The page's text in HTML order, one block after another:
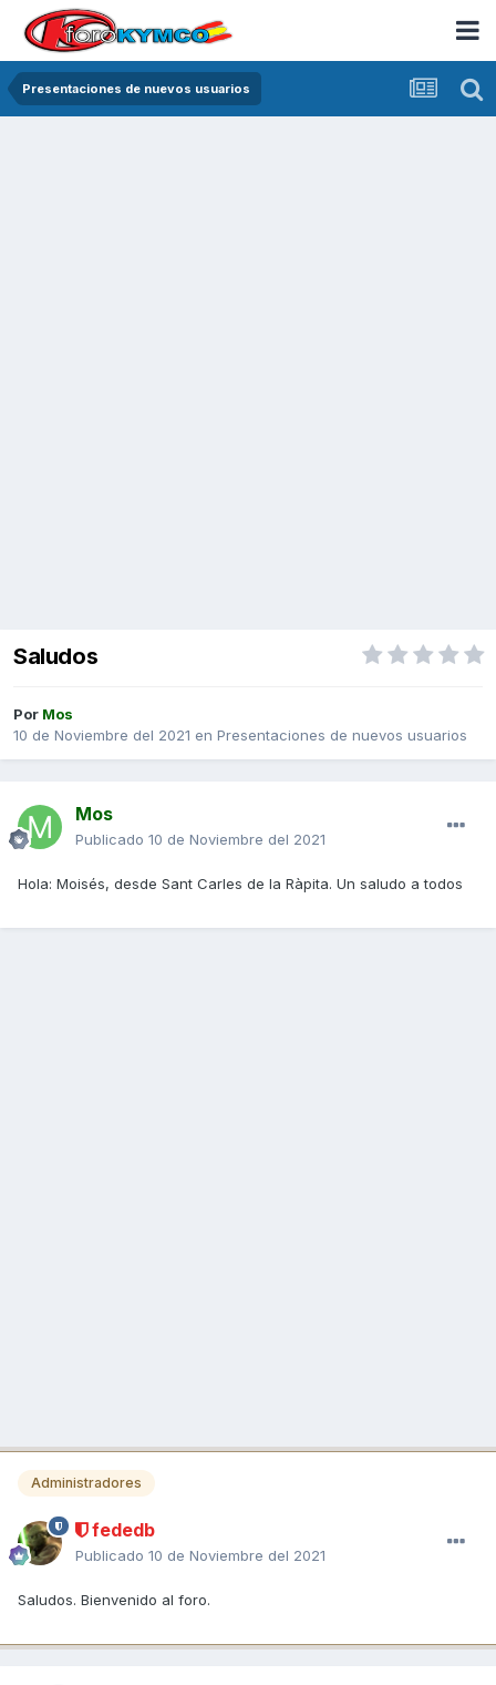
Presentaciones de nuevos usuarios
Saludos
Por Mos
10 de Noviembre del 2021 en Presentaciones de nuevos usuarios
Mos
Publicado 10 de Noviembre del 2021
Hola: Moisés, desde Sant Carles de la Ràpita. Un saludo a todos
Administradores
fededb
Publicado 10 de Noviembre del 2021
Saludos. Bienvenido al foro.